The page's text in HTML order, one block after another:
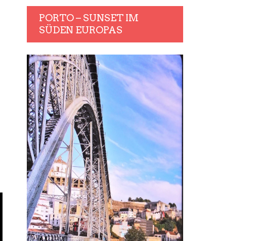
PORTO – SUNSET IM
SÜDEN EUROPAS